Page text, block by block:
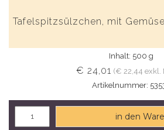
Tafelspitzsülzchen, mit
Inhalt: 500 g
€ 24,01 (€ 22,44 exkl.
Artikelnummer:
in den